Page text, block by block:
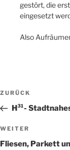
gestört, die
eingesetzt
Also
Vorheriger
Beitrag
ZURÜCK
H³¹-
Nächster
Beitrag
WEITER
Fliesen, Parkett